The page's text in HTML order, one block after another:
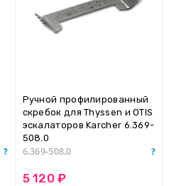
Ручной профилированный
скребок для Thyssen и OTIS
эскалаторов Karcher 6.369-
508.0
6.369-508.0
5 120 ₽